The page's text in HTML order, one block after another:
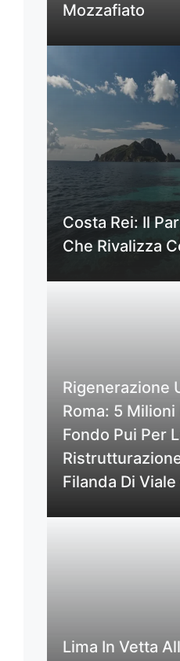
Mozzafiato
Costa Rei: Il
Che Rivalizza
Rigenerazione
Roma: 5 Milioni
Fondo Pui Per
Ristrutturazione
Filanda Di
Lima In Vetta